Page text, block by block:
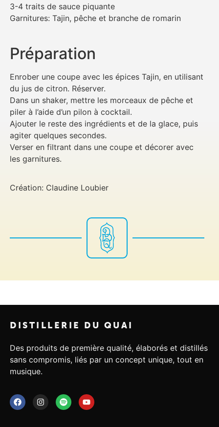
3-4 traits de sauce piquante
Garnitures: Tajin, pêche et branche de romarin
Préparation
Enrober une coupe avec les épices Tajin, en utilisant
du jus de citron. Réserver.
Dans un shaker, mettre les morceaux de pêche et
piler à l’aide d’un pilon à cocktail.
Ajouter le reste des ingrédients et de la glace, puis
agiter quelques secondes.
Verser en filtrant dans une coupe et décorer avec
les garnitures.
Création: Claudine Loubier
DISTILLERIE DU QUAI
Des produits de première qualité, élaborés et distillés
sans compromis, liés par un concept unique, tout en
musique.